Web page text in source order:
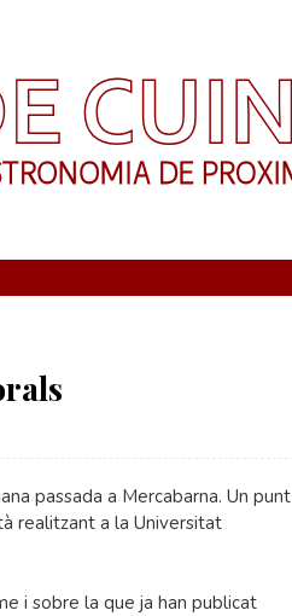
passada a Mercabarna. Un punt
realitzant a la Universitat
i sobre la que ja han publicat